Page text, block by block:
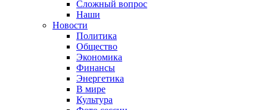
Сложный вопрос
Наши
Новости
Политика
Общество
Экономика
Финансы
Энергетика
В мире
Культура